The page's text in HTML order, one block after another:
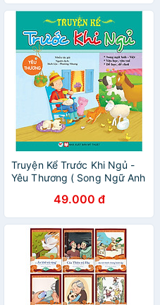
Truyện Kể Trước Khi Ngủ -
Yêu Thương ( Song Ngữ Anh
49.000 đ